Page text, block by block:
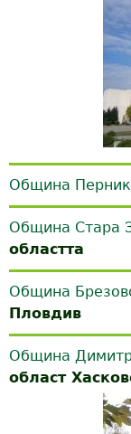
Община Перник
Община Стара
областта
Община
Пловдив
Община
област